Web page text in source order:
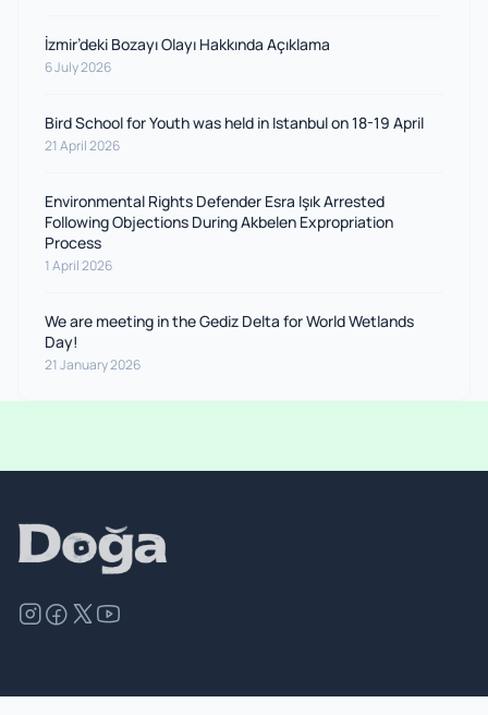
İzmir’deki Bozayı Olayı Hakkında Açıklama
6 July 2026
Bird School for Youth was held in Istanbul on 18-19 April
21 April 2026
Environmental Rights Defender Esra Işık Arrested
Following Objections During Akbelen Expropriation
Process
1 April 2026
We are meeting in the Gediz Delta for World Wetlands
Day!
21 January 2026